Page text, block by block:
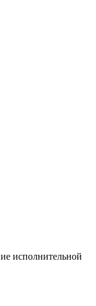
исполнительной